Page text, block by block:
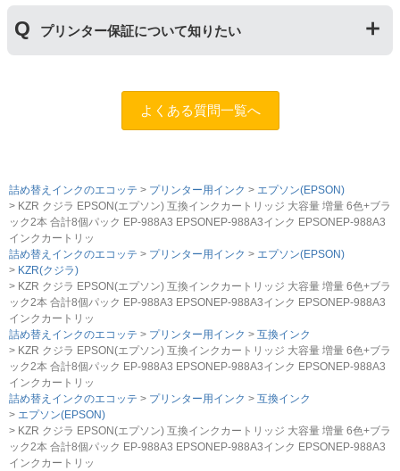
保管をお願いいたします。
保証期間：ご購入日から１年間
トラブルが発生した際、サポートスタッフにご相談のう
品返金を承る制度です。
※商品の不具合ではなく、プリンターの操作方法によっ
て改善する場合もありますので、まずは当店までご相談
【適用条件】
・商品を返送する前に必ず当店までご連絡をいただきサ
ポートを受けていただくこと
・当店でご購入履歴が確認できる商品であること
・保証対象となる商品を当店指定の方法で返送いただく
こと
・当店で定めた保証期間（ご購入日から1年間）を過ぎ
る前に当店へご連絡をいただくこと
・返品理由が「不要になったから」「注文を間違えた」
等お客様都合ではないこと
プリンター保証について知りたい
保証期間：プリンター本体ご購入日から１年間
当店のインクが原因でトラブルが発生し、サポートスタ
る制度です。※商品の不具合ではなく、プリンターの操
作方法によって改善する場合もありますので、まずは当
店までご相談をお願いいたします。
【適用条件】
・修理に出される前に、必ず当店へご連絡をいただくこ
と。
・プリンター本体が保証期間内であることを証明できる
書類（保証書や領収書など）をご提示いただくこと。
・当店の商品が原因でプリンターが故障したことがわか
る書類（修理の明細書など）をご提示いただくこと。
・プリンターの廃インクエラーや廃トナーエラーによる
ものではないこと。
・メーカーの出張修理を依頼されてないこと。
よくある質問一覧へ
詰め替えインクのエコッテ プリンター用インク
エプソン(EPSON)
KZR クジラ EPSON(エプソン) 互換インクカートリッジ 大容量 増量 6色+ブラ
ック2本 合計8個パック EP-988A3 EPSONEP-988A3インク EPSONEP-988A3
インクカートリッ
詰め替えインクのエコッテ
プリンター用インク
エプソン(EPSON)
KZR(クジラ)
KZR クジラ EPSON(エプソン) 互換インクカートリッジ 大容量 増量 6色+ブラ
ック2本 合計8個パック EP-988A3 EPSONEP-988A3インク EPSONEP-988A3
インクカートリッ
詰め替えインクのエコッテ
プリンター用インク
互換インク
KZR クジラ EPSON(エプソン) 互換インクカートリッジ 大容量 増量 6色+ブラ
ック2本 合計8個パック EP-988A3 EPSONEP-988A3インク EPSONEP-988A3
インクカートリッ
詰め替えインクのエコッテ
プリンター用インク
互換インク
エプソン(EPSON)
KZR クジラ EPSON(エプソン) 互換インクカートリッジ 大容量 増量 6色+ブラ
ック2本 合計8個パック EP-988A3 EPSONEP-988A3インク EPSONEP-988A3
インクカートリッ